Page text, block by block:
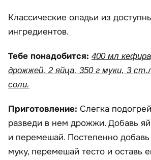
Классические оладьи из
ингредиентов.
Тебе понадобится: 400 мл
дрожжей, 2 яйца, 350 г муки, 3
соли.
Приготовление: Слегка
разведи в нем дрожжи. Добавь
и перемешай. Постепенно
муку, перемешай тесто и оставь